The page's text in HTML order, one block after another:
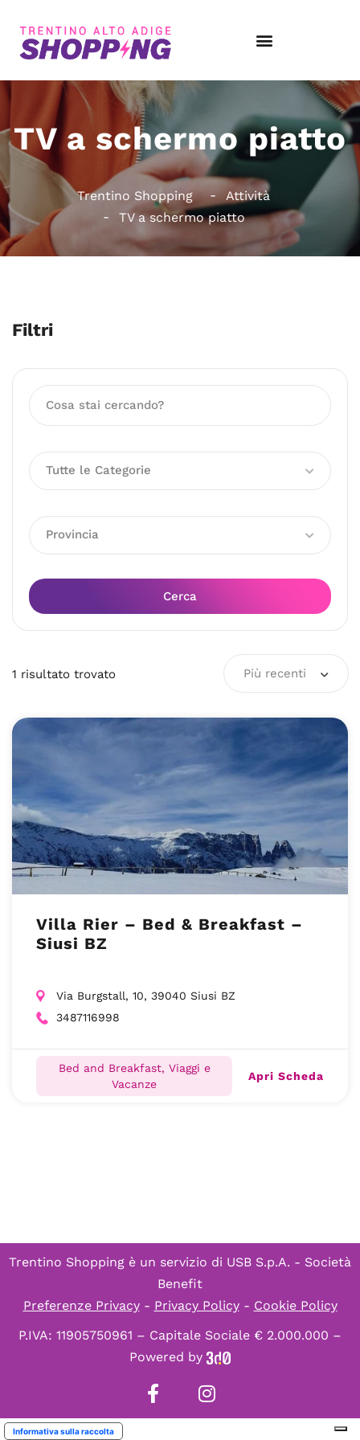
TV a schermo piatto
Trentino Shopping
Attività
TV a schermo piatto
Filtri
Tutte le Categorie
Provincia
Cerca
1 risultato trovato Più recenti
Villa Rier – Bed & Breakfast –
Siusi BZ
Via Burgstall, 10, 39040 Siusi BZ
3487116998
Bed and Breakfast, Viaggi e
Vacanze
Apri Scheda
Trentino Shopping è un servizio di USB S.p.A. - Società
Benefit
Preferenze Privacy- Privacy Policy- Cookie Policy
P.IVA: 11905750961 – Capitale Sociale € 2.000.000 –
Powered by
Informativa sulla raccolta